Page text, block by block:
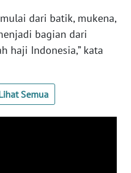
dari batik, mukena,
bagian dari
haji Indonesia,” kata
Semua